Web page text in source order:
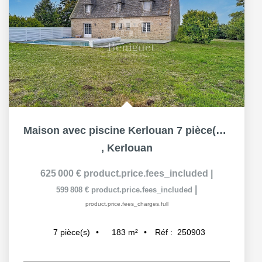
Maison avec piscine Kerlouan 7 pièce(s) 185 m2
, Kerlouan
625 000 € product.price.fees_included
599 808 € product.price.fees_included
product.price.fees_charges.full
7 pièce(s) 183 m² Réf : 250903